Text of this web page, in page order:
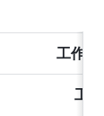
工作台
工